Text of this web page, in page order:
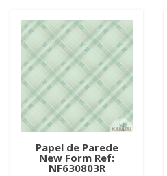
Papel de Parede
New Form Ref:
NF630803R